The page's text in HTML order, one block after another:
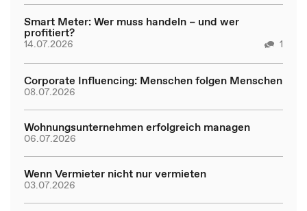
Smart Meter: Wer muss handeln – und wer
profitiert?
14.07.2026 1
Corporate Influencing: Menschen folgen Menschen
08.07.2026
Wohnungsunternehmen erfolgreich managen
06.07.2026
Wenn Vermieter nicht nur vermieten
03.07.2026